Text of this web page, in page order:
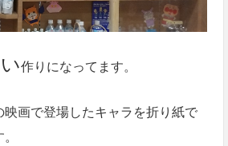
作りになってます。
画で登場したキャラを折り紙で